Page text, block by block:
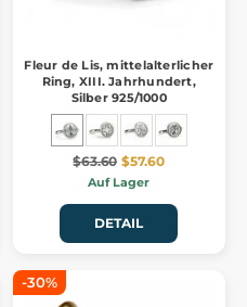
Fleur de Lis, mittelalterlicher
Ring, XIII. Jahrhundert,
Silber 925/1000
$63.60 $57.60
Auf Lager
DETAIL
-30%